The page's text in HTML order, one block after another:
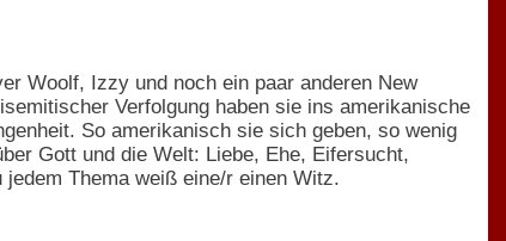
Woolf, Izzy und noch ein paar anderen New
Verfolgung haben sie ins amerikanische
So amerikanisch sie sich geben, so wenig
Gott und die Welt: Liebe, Ehe, Eifersucht,
Thema weiß eine/r einen Witz.